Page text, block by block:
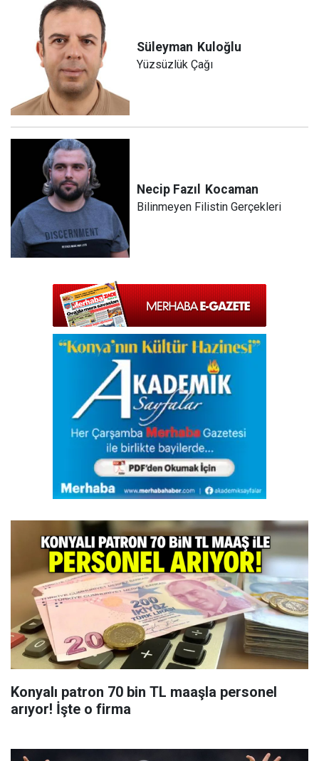
Süleyman Kuloğlu
Yüzsüzlük Çağı
Necip Fazıl Kocaman
Bilinmeyen Filistin Gerçekleri
Konyalı patron 70 bin TL maaşla personel
arıyor! İşte o firma